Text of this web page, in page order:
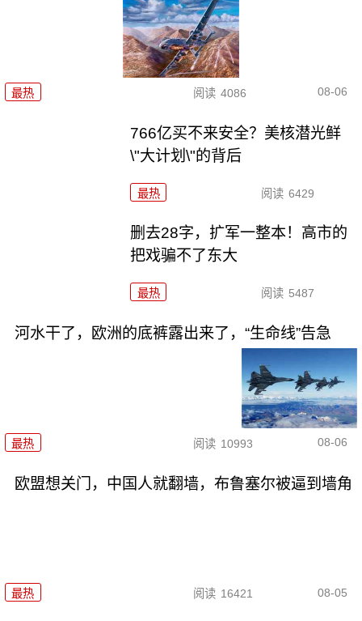
最热 阅读 4086 08-06
766亿买不来安全？美核潜光鲜
\"大计划\"的背后
最热 阅读 6429
删去28字，扩军一整本！高市的
把戏骗不了东大
最热 阅读 5487
河水干了，欧洲的底裤露出来了，“生命线”告急
最热 阅读 10993 08-06
欧盟想关门，中国人就翻墙，布鲁塞尔被逼到墙角
最热 阅读 16421 08-05